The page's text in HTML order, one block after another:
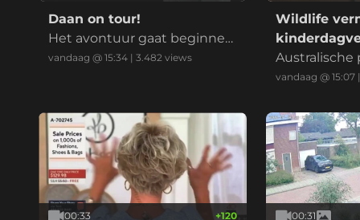
Daan on tour!
Het avontuur gaat beginne
n!
vandaag @ 15:34 | 3.482 views
Wildlife
Australische
n toch wel de
nder!
vandaag @ 15:07|
00:33 +120 00:31